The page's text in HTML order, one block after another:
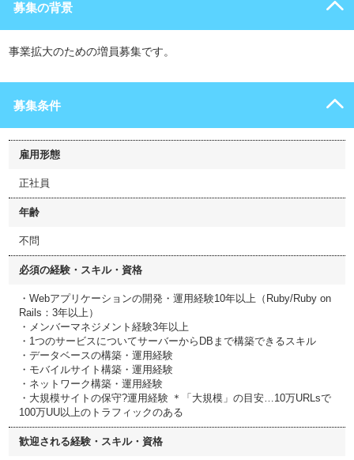
募集の背景
事業拡大のための増員募集です。
募集条件
雇用形態
正社員
年齢
不問
必須の経験・スキル・資格
・Webアプリケーションの開発・運用経験10年以上（Ruby/Ruby on
Rails：3年以上）
・メンバーマネジメント経験3年以上
・1つのサービスについてサーバーからDBまで構築できるスキル
・データベースの構築・運用経験
・モバイルサイト構築・運用経験
・ネットワーク構築・運用経験
・大規模サイトの保守?運用経験 ＊「大規模」の目安…10万URLsで
100万UU以上のトラフィックのある
歓迎される経験・スキル・資格